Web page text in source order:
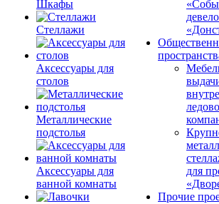
Шкафы
Стеллажи
Аксессуары для
столов
Металлические
подстолья
Аксессуары для
ванной комнаты
для
Прочие